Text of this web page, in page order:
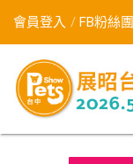
會員登入 FB粉絲團